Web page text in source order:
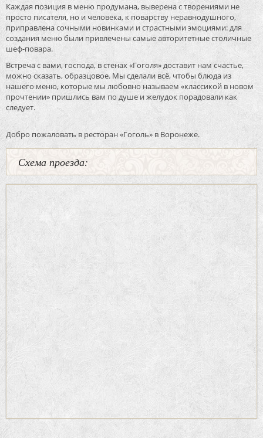
Каждая позиция в меню продумана, выверена с творениями не
просто писателя, но и человека, к поварству неравнодушного,
приправлена сочными новинками и страстными эмоциями: для
создания меню были привлечены самые авторитетные столичные
шеф-повара.
Встреча с вами, господа, в стенах «Гоголя» доставит нам счастье,
можно сказать, образцовое. Мы сделали всё, чтобы блюда из
нашего меню, которые мы любовно называем «классикой в новом
прочтении» пришлись вам по душе и желудок порадовали как
следует.
Добро пожаловать в ресторан «Гоголь» в Воронеже.
Схема проезда: